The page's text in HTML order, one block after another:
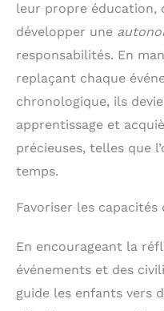
leur propre éducation,
développer une
responsabilités. En
replaçant chaque
chronologique, ils
apprentissage et
précieuses, telles que
temps.
Favoriser les capacités
En encourageant la
événements et des
guide les enfants vers